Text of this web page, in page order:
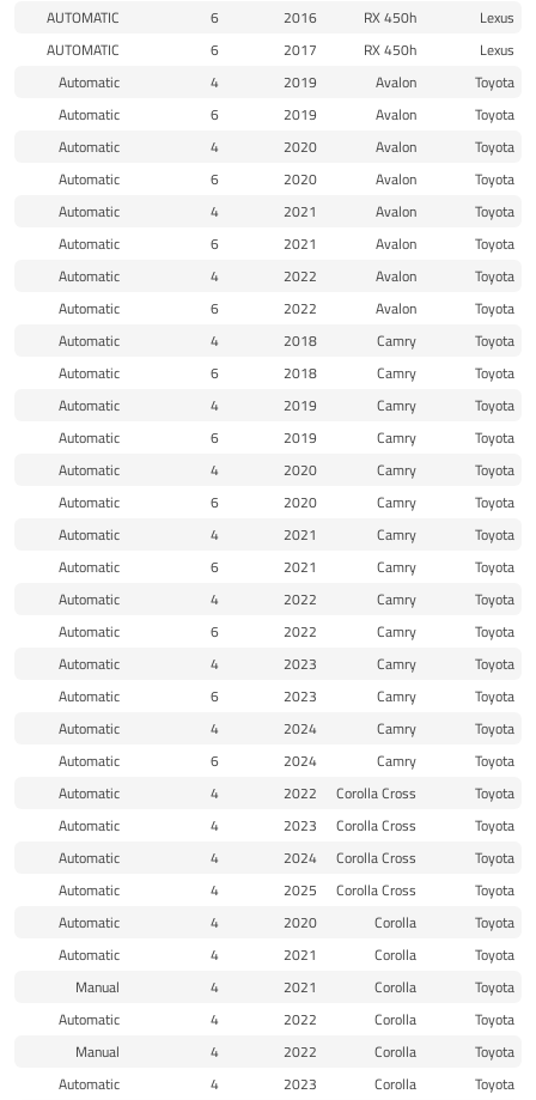
Lexus
RX 450h
2016
6
AUTOMATIC
Lexus
RX 450h
2017
6
AUTOMATIC
Toyota
Avalon
2019
4
Automatic
Toyota
Avalon
2019
6
Automatic
Toyota
Avalon
2020
4
Automatic
Toyota
Avalon
2020
6
Automatic
Toyota
Avalon
2021
4
Automatic
Toyota
Avalon
2021
6
Automatic
Toyota
Avalon
2022
4
Automatic
Toyota
Avalon
2022
6
Automatic
Toyota
Camry
2018
4
Automatic
Toyota
Camry
2018
6
Automatic
Toyota
Camry
2019
4
Automatic
Toyota
Camry
2019
6
Automatic
Toyota
Camry
2020
4
Automatic
Toyota
Camry
2020
6
Automatic
Toyota
Camry
2021
4
Automatic
Toyota
Camry
2021
6
Automatic
Toyota
Camry
2022
4
Automatic
Toyota
Camry
2022
6
Automatic
Toyota
Camry
2023
4
Automatic
Toyota
Camry
2023
6
Automatic
Toyota
Camry
2024
4
Automatic
Toyota
Camry
2024
6
Automatic
Toyota
Corolla Cross
2022
4
Automatic
Toyota
Corolla Cross
2023
4
Automatic
Toyota
Corolla Cross
2024
4
Automatic
Toyota
Corolla Cross
2025
4
Automatic
Toyota
Corolla
2020
4
Automatic
Toyota
Corolla
2021
4
Automatic
Toyota
Corolla
2021
4
Manual
Toyota
Corolla
2022
4
Automatic
Toyota
Corolla
2022
4
Manual
Toyota
Corolla
2023
4
Automatic